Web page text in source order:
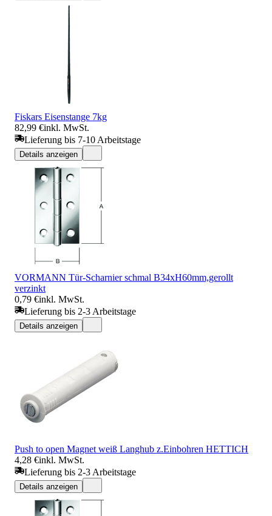
Fiskars Eisenstange 7kg
82,99 €inkl. MwSt.
Lieferung bis 7-10 Arbeitstage
Details anzeigen
VORMANN Tür-Scharnier schmal B34xH60mm,gerollt
verzinkt
0,79 €inkl. MwSt.
Lieferung bis 2-3 Arbeitstage
Details anzeigen
Push to open Magnet weiß Langhub z.Einbohren HETTICH
4,28 €inkl. MwSt.
Lieferung bis 2-3 Arbeitstage
Details anzeigen